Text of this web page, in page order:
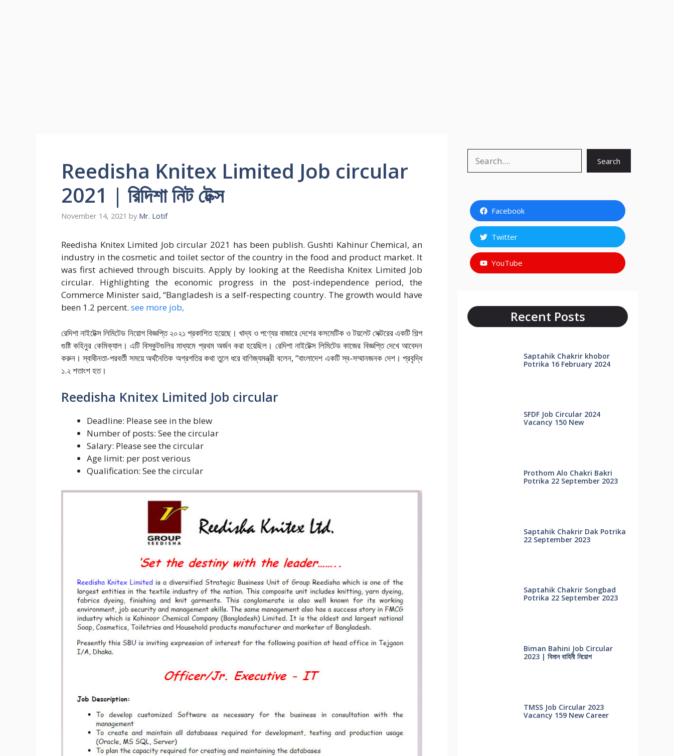
Reedisha Knitex Limited Job circular
2021 | রিদিশা নিট টেক্স
November 14, 2021 by Mr. Lotif
Reedisha Knitex Limited Job circular 2021 has been publish. Gushti Kahinur Chemical, an
industry in the cosmetic and toilet sector of the country in the food and product market. It
was first achieved through biscuits. Apply by looking at the Reedisha Knitex Limited Job
circular. Highlighting the economic progress in the post-independence period, the
Commerce Minister said, “Bangladesh is a self-respecting country. The growth would have
been 1.2 percent. ‍ see more job,
রেদিশা নাইটেক্স লিমিটেড নিয়োগ বিজ্ঞপ্তি ২০২১ প্রকাশিত হয়েছে। খাদ্য ও পণ্যের বাজারে দেশের কসমেটিক ও টয়লেট সেক্টরের একটি শিল্প
গুষ্টি কহিনুর কেমিক্যাল। এটি বিস্কুটগুলির মাধ্যমে প্রথম অর্জন করা হয়েছিল। রেদিশা নাইটেক্স লিমিটেড কাজের বিজ্ঞপ্তি দেখে আবেদন
করুন। স্বাধীনতা-পরবর্তী সময়ে অর্থনৈতিক অগ্রগতির কথা তুলে ধরে বাণিজ্যমন্ত্রী বলেন, “বাংলাদেশ একটি স্ব-সম্মানজনক দেশ। প্রবৃদ্ধি
১.২ শতাংশ হত।
Reedisha Knitex Limited Job circular
Deadline: Please see in the blew
Number of posts: See the circular
Salary: Please see the circular
Age limit: per post verious
Qualification: See the circular
Search
Facebook
Twitter
YouTube
Recent Posts
Saptahik Chakrir khobor
Potrika 16 February 2024
SFDF Job Circular 2024
Vacancy 150 New
Prothom Alo Chakri Bakri
Potrika 22 September 2023
Saptahik Chakrir Dak Potrika
22 ‍September 2023
Saptahik Chakrir Songbad
Potrika 22 September 2023
Biman Bahini Job Circular
2023 | বিমান বাহিনী নিয়োগ
TMSS Job Circular 2023
Vacancy 159 New Career